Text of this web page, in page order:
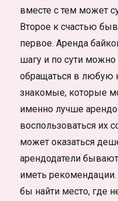
вместе с тем может
Второе к счастью
первое. Аренда
шагу и по сути можно
обращаться в любую
знакомые, которые
именно лучше
воспользоваться их
может оказаться
арендодатели
иметь рекомендации.
бы найти место, где